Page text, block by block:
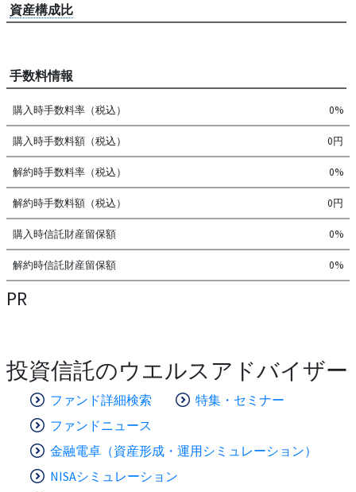
資産構成比
手数料情報
購入時手数料率（税込） 0%
購入時手数料額（税込） 0円
解約時手数料率（税込） 0%
解約時手数料額（税込） 0円
購入時信託財産留保額 0%
解約時信託財産留保額 0%
PR
投資信託のウエルスアドバイザー
ファンド詳細検索
特集・セミナー
ファンドニュース
金融電卓（資産形成・運用シミュレーション）
NISAシミュレーション